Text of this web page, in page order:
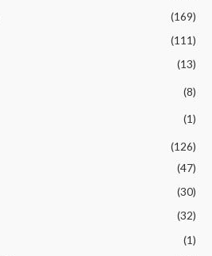
(169)
(111)
(13)
(8)
(1)
(126)
(47)
(30)
(32)
(1)